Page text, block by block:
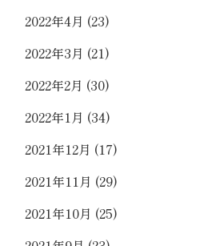
2022年4月 (23)
2022年3月 (21)
2022年2月 (30)
2022年1月 (34)
2021年12月 (17)
2021年11月 (29)
2021年10月 (25)